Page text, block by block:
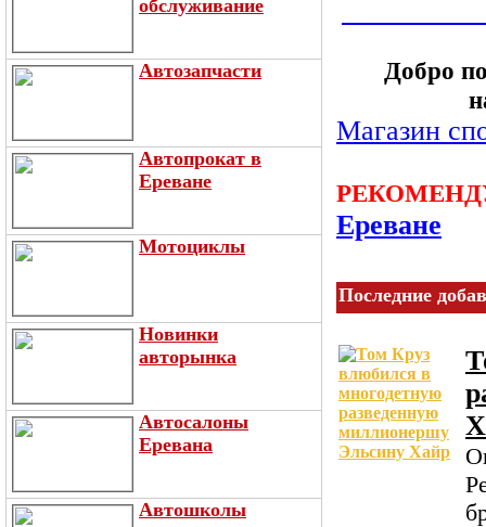
обслуживание
Автозапчасти
Автопрокат в
Ереване
Мотоциклы
Новинки
авторынка
Автосалоны
Еревана
Автошколы
Добро
Магазин
Ереване
Последние